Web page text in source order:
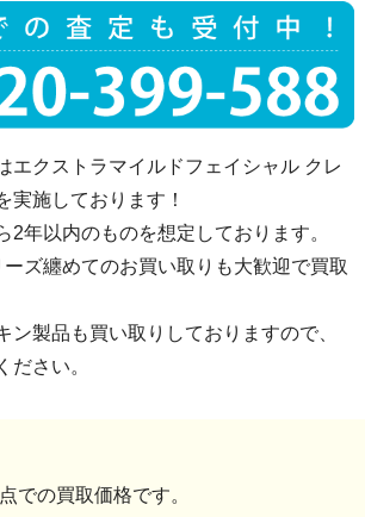
エクストラマイルドフェイシャル クレ
実施しております！
2年以内のものを想定しております。
ズ纏めてのお買い取りも大歓迎で買取
ン製品も買い取りしておりますので、
ださい。
での買取価格です。